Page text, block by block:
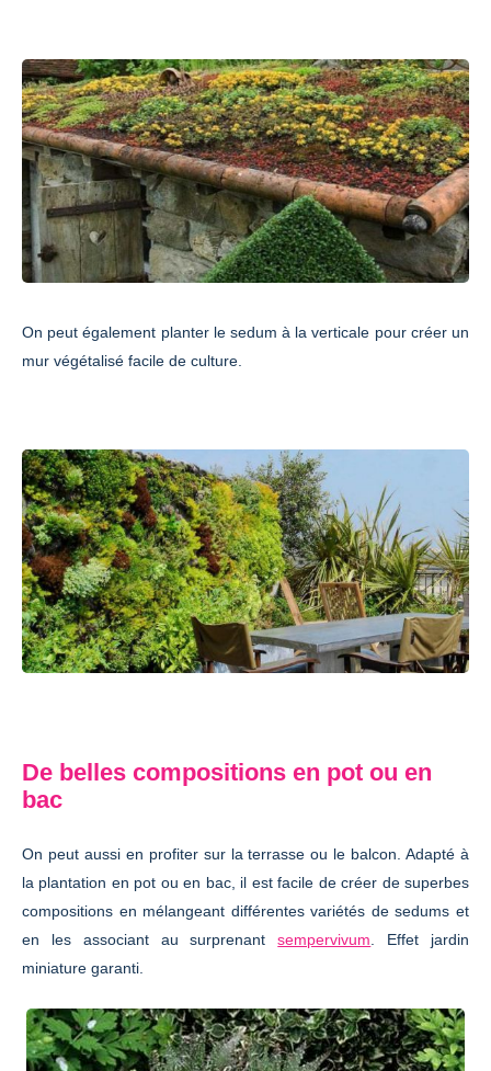
On peut également planter le sedum à la verticale pour créer un
mur végétalisé facile de culture.
De belles compositions en pot ou en
bac
On peut aussi en profiter sur la terrasse ou le balcon. Adapté à
la plantation en pot ou en bac, il est facile de créer de superbes
compositions en mélangeant différentes variétés de sedums et
en les associant au surprenantsempervivum. Effet jardin
miniature garanti.